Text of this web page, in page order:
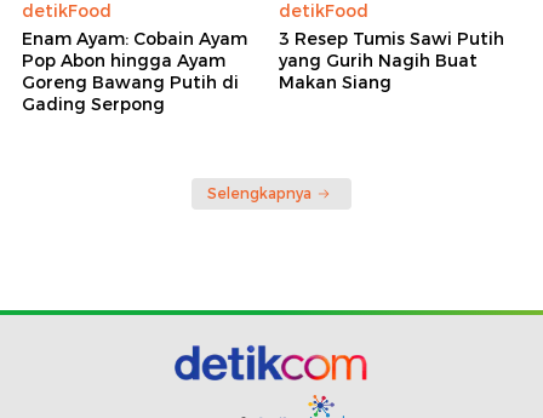
detikFood
Enam Ayam: Cobain Ayam
Pop Abon hingga Ayam
Goreng Bawang Putih di
Gading Serpong
detikFood
3 Resep Tumis Sawi Putih
yang Gurih Nagih Buat
Makan Siang
Selengkapnya